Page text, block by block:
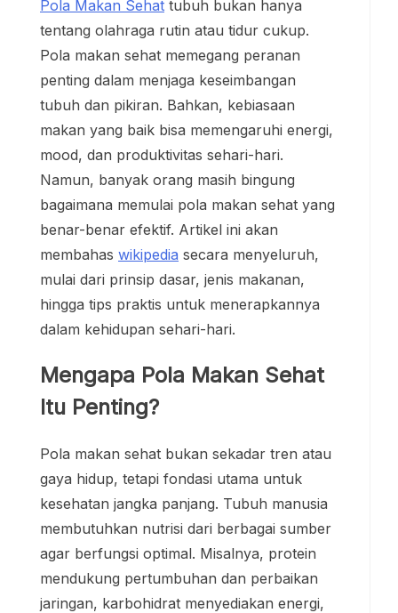
Pola Makan Sehat tubuh bukan hanya
tentang olahraga rutin atau tidur cukup.
Pola makan sehat memegang peranan
penting dalam menjaga keseimbangan
tubuh dan pikiran. Bahkan, kebiasaan
makan yang baik bisa memengaruhi energi,
mood, dan produktivitas sehari-hari.
Namun, banyak orang masih bingung
bagaimana memulai pola makan sehat yang
benar-benar efektif. Artikel ini akan
membahas wikipedia secara menyeluruh,
mulai dari prinsip dasar, jenis makanan,
hingga tips praktis untuk menerapkannya
dalam kehidupan sehari-hari.
Mengapa Pola Makan Sehat
Itu Penting?
Pola makan sehat bukan sekadar tren atau
gaya hidup, tetapi fondasi utama untuk
kesehatan jangka panjang. Tubuh manusia
membutuhkan nutrisi dari berbagai sumber
agar berfungsi optimal. Misalnya, protein
mendukung pertumbuhan dan perbaikan
jaringan, karbohidrat menyediakan energi,